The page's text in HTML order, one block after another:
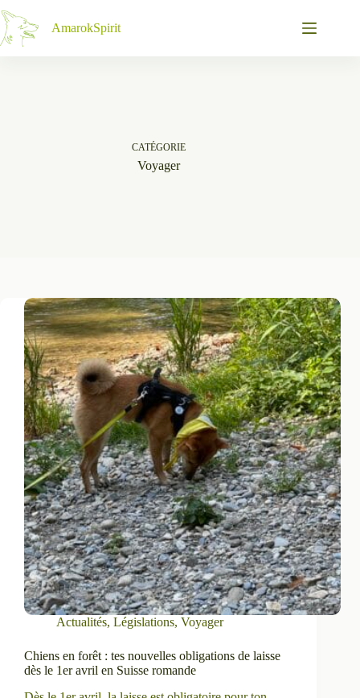
au
contenu
AmarokSpirit
CATÉGORIE
Voyager
Actualités, Législations, Voyager
Chiens en forêt : tes nouvelles obligations de laisse
dès le 1er avril en Suisse romande